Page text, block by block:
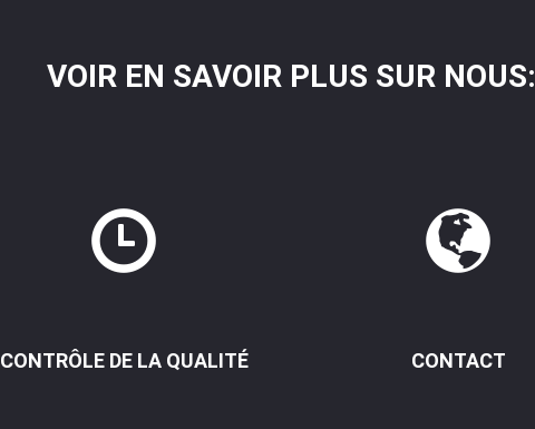
VOIR EN SAVOIR PLUS SUR NOUS:
CONTRÔLE DE LA QUALITÉ CONTACT